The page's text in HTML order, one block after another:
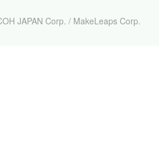
JAPAN Corp. / MakeLeaps Corp.